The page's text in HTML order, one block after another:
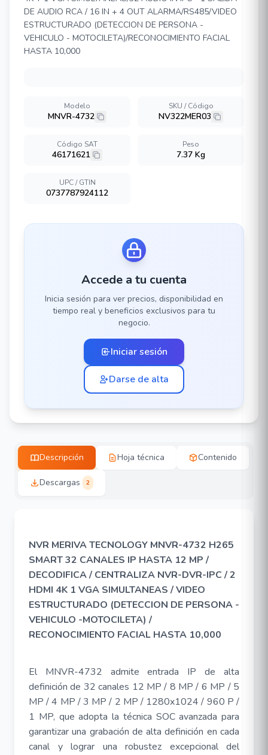
DE AUDIO RCA / 16 IN + 4 OUT ALARMA/RS485/VIDEO
ESTRUCTURADO (DETECCION DE PERSONA -
VEHICULO - MOTOCILETA)/RECONOCIMIENTO FACIAL
HASTA 10,000
Modelo
MNVR-4732
SKU / Código
NV322MER03
Código SAT
46171621
Peso
7.37 Kg
UPC / GTIN
0737787924112
Accede a tu cuenta
Inicia sesión para ver precios, disponibilidad en
tiempo real y beneficios exclusivos para tu
negocio.
Iniciar sesión
Darse de alta
Descripción Hoja técnica Contenido
Descargas 2
NVR MERIVA TECNOLOGY MNVR-4732 H265
SMART 32 CANALES IP HASTA 12 MP /
DECODIFICA / CENTRALIZA NVR-DVR-IPC / 2
HDMI 4K 1 VGA SIMULTANEAS / VIDEO
ESTRUCTURADO (DETECCION DE PERSONA -
VEHICULO -MOTOCILETA) /
RECONOCIMIENTO FACIAL HASTA 10,000
El MNVR-4732 admite entrada IP de alta
definición de 32 canales 12 MP / 8 MP / 6 MP / 5
MP / 4 MP / 3 MP / 2 MP / 1280x1024 / 960 P /
1 MP, que adopta la técnica SOC avanzada para
garantizar una grabación de alta definición en cada
canal y lograr una robustez excepcional del